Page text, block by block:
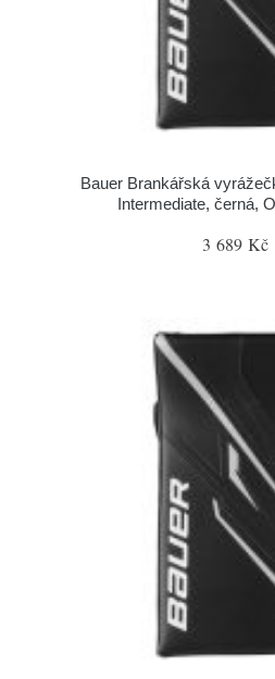
Bauer Brankářská
Intermediate, černá,
3 689 Kč